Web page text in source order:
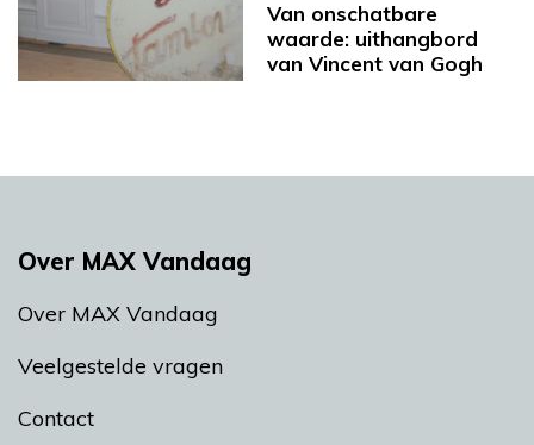
Van onschatbare
waarde: uithangbord
van Vincent van Gogh
Over MAX Vandaag
Over MAX Vandaag
Veelgestelde vragen
Contact